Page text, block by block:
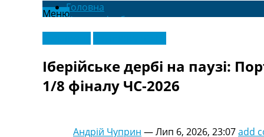
МенюГоловна
Новини футболу
Відео
Новини футболу України
Футбольні трансфери
Останні коментарі
Конкурс прогнозів
Логін
Іберійське дербі на паузі:
1/8 фіналу ЧС-2026
Андрій Чуприн —Лип 6, 2026, 23:07add